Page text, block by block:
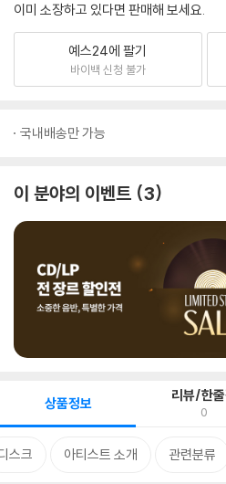
이미 소장하고 있다면 판매해 보세요.
예스24에 팔기
바이백 신청 불가
국내배송만 가능
이 분야의 이벤트 3
상품정보 리뷰/한
0
스크 아티스트 소개 관련분류